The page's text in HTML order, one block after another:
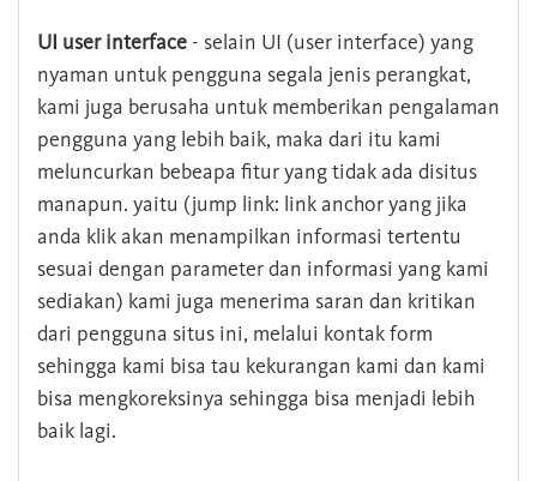
UI user interface - selain UI (user interface) yang
nyaman untuk pengguna segala jenis perangkat,
kami juga berusaha untuk memberikan pengalaman
pengguna yang lebih baik, maka dari itu kami
meluncurkan bebeapa fitur yang tidak ada disitus
manapun. yaitu (jump link: link anchor yang jika
anda klik akan menampilkan informasi tertentu
sesuai dengan parameter dan informasi yang kami
sediakan) kami juga menerima saran dan kritikan
dari pengguna situs ini, melalui kontak form
sehingga kami bisa tau kekurangan kami dan kami
bisa mengkoreksinya sehingga bisa menjadi lebih
baik lagi.